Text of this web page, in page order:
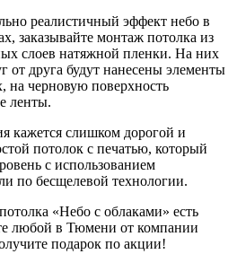
реалистичный эффект небо в
заказывайте монтаж потолка из
слоев натяжной пленки. На них
от друга будут нанесены элементы
на черновую поверхность
ленты.
кажется слишком дорогой и
потолок с печатью, который
с использованием
по бесщелевой технологии.
«Небо с облаками» есть
любой в Тюмени от компании
подарок по акции!